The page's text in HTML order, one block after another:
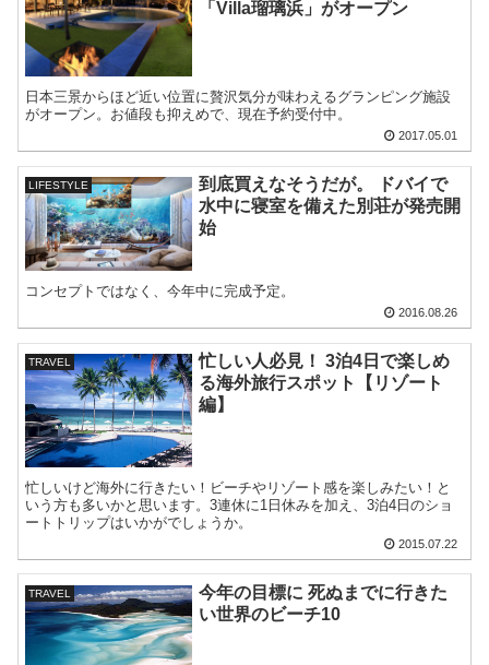
「Villa瑠璃浜」がオープン
日本三景からほど近い位置に贅沢気分が味わえるグランピング施設
がオープン。お値段も抑えめで、現在予約受付中。
2017.05.01
LIFESTYLE
到底買えなそうだが。 ドバイで
水中に寝室を備えた別荘が発売開
始
コンセプトではなく、今年中に完成予定。
2016.08.26
TRAVEL
忙しい人必見！ 3泊4日で楽しめ
る海外旅行スポット【リゾート
編】
忙しいけど海外に行きたい！ビーチやリゾート感を楽しみたい！と
いう方も多いかと思います。3連休に1日休みを加え、3泊4日のショ
ートトリップはいかがでしょうか。
2015.07.22
TRAVEL
今年の目標に 死ぬまでに行きた
い世界のビーチ10